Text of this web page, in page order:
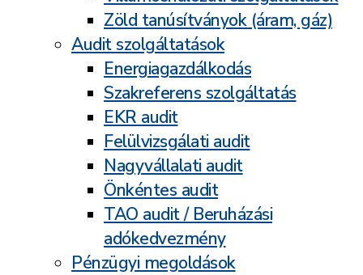
Zöld tanúsítványok (áram, gáz)
Audit szolgáltatások
Energiagazdálkodás
Szakreferens szolgáltatás
EKR audit
Felülvizsgálati audit
Nagyvállalati audit
Önkéntes audit
TAO audit / Beruházási
adókedvezmény
Pénzügyi megoldások